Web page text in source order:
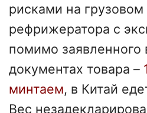
рисками на
рефрижератора с
помимо заявленного
документах товара –
минтаем, в Китай
Вес